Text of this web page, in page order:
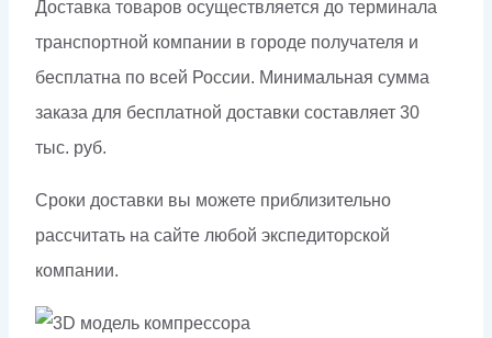
Доставка товаров осуществляется до терминала
транспортной компании в городе получателя и
бесплатна по всей России. Минимальная сумма
заказа для бесплатной доставки составляет 30
тыс. руб.
Сроки доставки вы можете приблизительно
рассчитать на сайте любой экспедиторской
компании.